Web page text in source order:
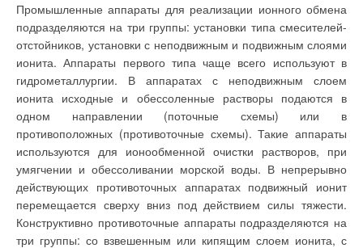
Промышленные аппараты для реализации ионного обмена
подразделяются на три группы: установки типа смесителей-
отстойников, установки с неподвижным и подвижным слоями
ионита. Аппараты первого типа чаще всего используют в
гидрометаллургии. В аппаратах с неподвижным слоем
ионита исходные и обессоленные растворы подаются в
одном направлении (поточные схемы) или в
противоположных (противоточные схемы). Такие аппараты
используются для ионообменной очистки растворов, при
умягчении и обессоливании морской воды. В непрерывно
действующих противоточных аппаратах подвижный ионит
перемещается сверху вниз под действием силы тяжести.
Конструктивно противоточные аппараты подразделяются на
три группы: со взвешенным или кипящим слоем ионита, с
аналогии со схемой рис. 4.
системы с
последовательным
теплоносителя различными
ВЭРами является снижение
располагаемого
температурного перепада у
второго и последующих
энергоносителей,
вследствие повышения
промежуточного
теплоносителя после
проводит к снижению
теплосъема у последующих
энергоносителей.
Кроме того, наличие бака-
должна
поддерживаться
раздельно, в
соответствии с
графиком их
использования, а
также должна быть
обеспечена
возможность гибкого
перераспределения
мощности тепловой
установки между ними;
? возможность
дистанционного
управления, т.е.
включения/отключения
и изменения режима
? минимальная
тепловая
инерционность данной
системы.